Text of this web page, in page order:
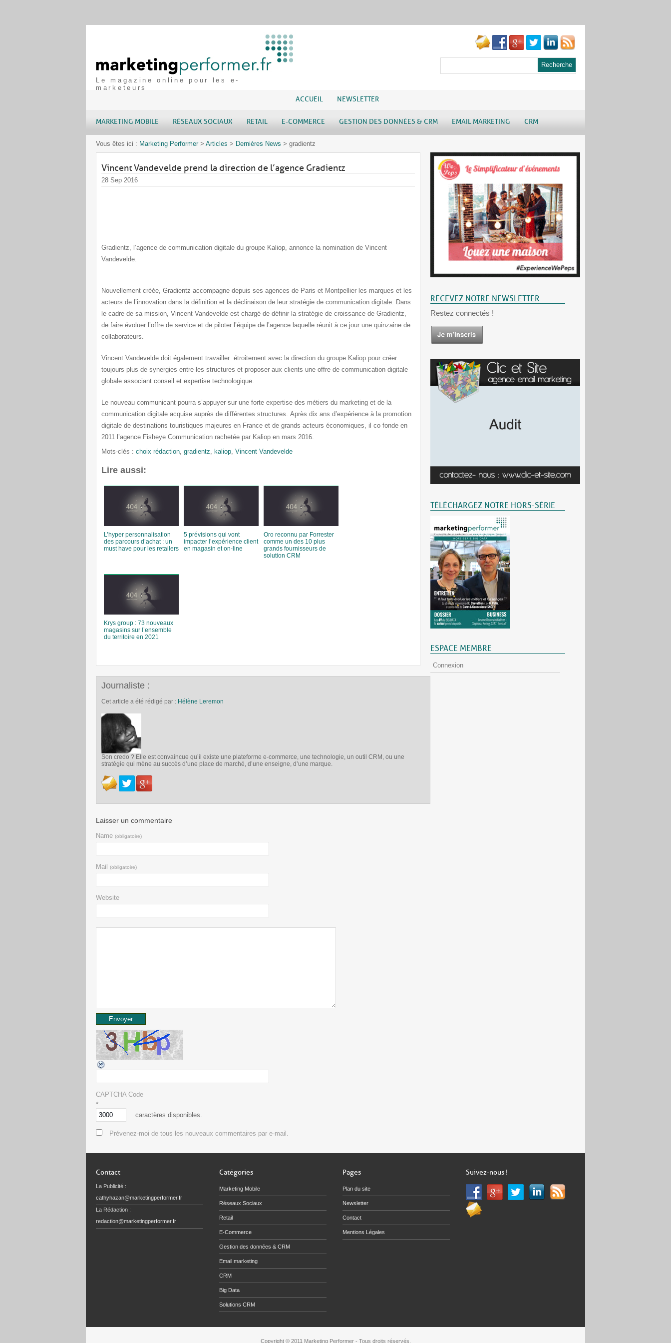
Le magazine online pour les e-
marketeurs
ACCUEIL NEWSLETTER
MARKETING MOBILE RÉSEAUX SOCIAUX RETAIL E-COMMERCE GESTION DES DONNÉES & CRM EMAIL MARKETING CRM
Vous êtes ici : Marketing Performer> Articles > Dernières News > gradientz
Vincent Vandevelde prend la direction de l’agence Gradientz
28 Sep 2016
Gradientz, l’agence de communication digitale du groupe Kaliop, annonce la nomination de Vincent
Vandevelde.
Nouvellement créée, Gradientz accompagne depuis ses agences de Paris et Montpellier les marques et les
acteurs de l’innovation dans la définition et la déclinaison de leur stratégie de communication digitale. Dans
le cadre de sa mission, Vincent Vandevelde est chargé de définir la stratégie de croissance de Gradientz,
de faire évoluer l’offre de service et de piloter l’équipe de l’agence laquelle réunit à ce jour une quinzaine de
collaborateurs.
Vincent Vandevelde doit également travailler étroitement avec la direction du groupe Kaliop pour créer
toujours plus de synergies entre les structures et proposer aux clients une offre de communication digitale
globale associant conseil et expertise technologique.
Le nouveau communicant pourra s’appuyer sur une forte expertise des métiers du marketing et de la
communication digitale acquise auprès de différentes structures. Après dix ans d’expérience à la promotion
digitale de destinations touristiques majeures en France et de grands acteurs économiques, il co fonde en
2011 l’agence Fisheye Communication rachetée par Kaliop en mars 2016.
Mots-clés : choix rédaction, gradientz, kaliop, Vincent Vandevelde
Lire aussi:
L’hyper personnalisation
des parcours d’achat : un
must have pour les retailers
5 prévisions qui vont
impacter l’expérience client
en magasin et on-line
Oro reconnu par Forrester
comme un des 10 plus
grands fournisseurs de
solution CRM
Krys group : 73 nouveaux
magasins sur l’ensemble
du territoire en 2021
Journaliste :
Cet article a été rédigé par : Hélène Leremon
Son credo ? Elle est convaincue qu’il existe une plateforme e-commerce, une technologie, un outil CRM, ou une
stratégie qui mène au succès d’une place de marché, d’une enseigne, d’une marque.
Laisser un commentaire
Name (obligatoire)
Mail (obligatoire)
Website
CAPTCHA Code
*
caractères disponibles.
Prévenez-moi de tous les nouveaux commentaires par e-mail.
RECEVEZ NOTRE NEWSLETTER
Restez connectés !
TÉLÉCHARGEZ NOTRE HORS-SÉRIE
ESPACE MEMBRE
Connexion
Contact
La Publicité :
cathyhazan@marketingperformer.fr
La Rédaction :
redaction@marketingperformer.fr
Catégories
Marketing Mobile
Réseaux Sociaux
Retail
E-Commerce
Gestion des données & CRM
Email marketing
CRM
Big Data
Solutions CRM
Pages
Plan du site
Newsletter
Contact
Mentions Légales
Suivez-nous !
Copyright © 2011 Marketing Performer - Tous droits réservés.